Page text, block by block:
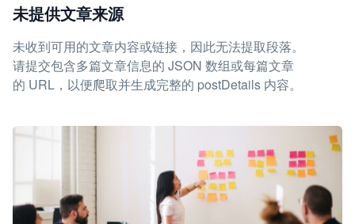
未提供文章来源
未收到可用的文章内容或链接，因此无法提取段落。
请提交包含多篇文章信息的 JSON 数组或每篇文章
的 URL，以便爬取并生成完整的 postDetails 内容。